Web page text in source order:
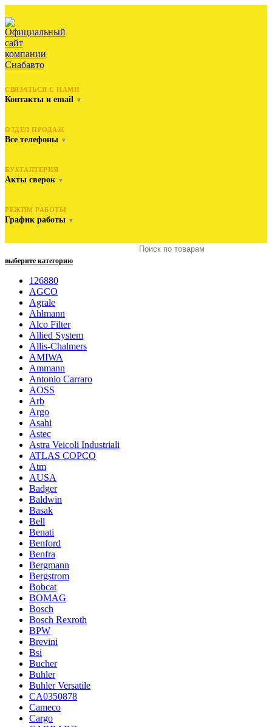
СВЯЗАТЬСЯ С НАМИ
Контакты и email ▼
ОТДЕЛ ПРОДАЖ
Все телефоны ▼
БУХГАЛТЕРИЯ
Акты сверок ▼
РЕЖИМ РАБОТЫ
График работы ▼
выберите категорию
126880
AGCO
Agrale
Ahlmann
Alco Filter
Allied System
Allis-Chalmers
AMIWA
Ammann
Antonio Carraro
AOSS
Arb
Argo
Asahi
Astec
Astra Veicoli Industriali
ATLAS COPCO
Atm
AUSA
Badger
Baldwin
Basak
Bell
Benati
Benford
Benfra
Bergmann
Bergstrom
Bobcat
BOMAG
Bosch
Bosch Rexroth
BPW
Brevini
Bsi
Bucher
Buhler
Buhler Versatile
CA0350878
Cameco
Cargo